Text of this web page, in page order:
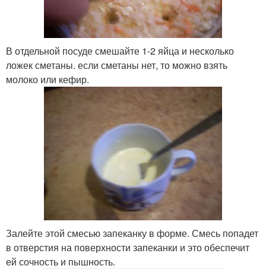
В отдельной посуде смешайте 1-2 яйца и несколько
ложек сметаны. если сметаны нет, то можно взять
молоко или кефир.
Залейте этой смесью запеканку в форме. Смесь попадет
в отверстия на поверхности запеканки и это обеспечит
ей сочность и пышность.